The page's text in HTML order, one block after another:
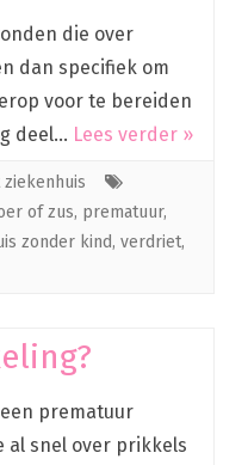
die over
dan specifiek om
voor te bereiden
deel… Lees verder »
of zus, prematuur,
zonder kind, verdriet,
prematuur
al snel over prikkels